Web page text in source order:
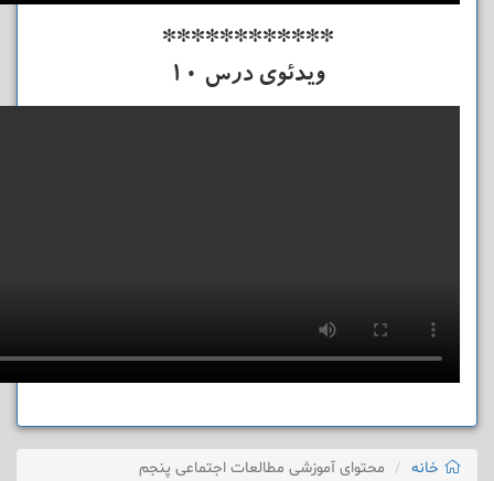
************
ویدئوی درس 10
خانه محتوای آموزشی مطالعات اجتماعی پنجم